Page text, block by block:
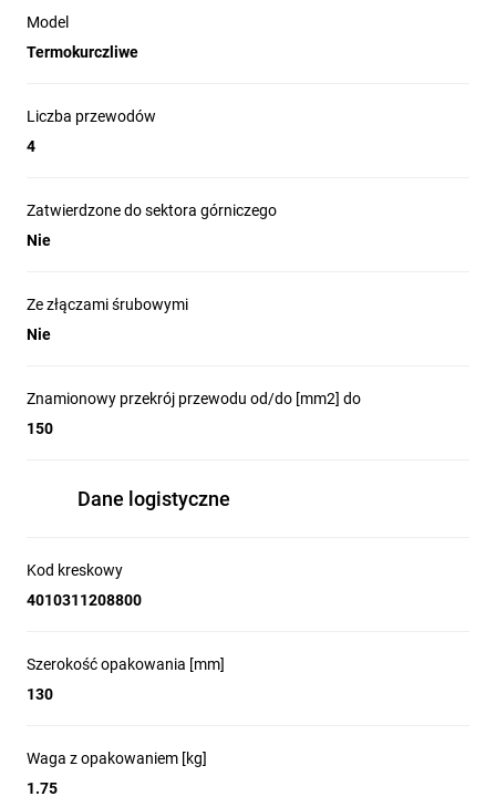
Model
Termokurczliwe
Liczba przewodów
4
Zatwierdzone do sektora górniczego
Nie
Ze złączami śrubowymi
Nie
Znamionowy przekrój przewodu od/do [mm2] do
150
Dane logistyczne
Kod kreskowy
4010311208800
Szerokość opakowania [mm]
130
Waga z opakowaniem [kg]
1.75